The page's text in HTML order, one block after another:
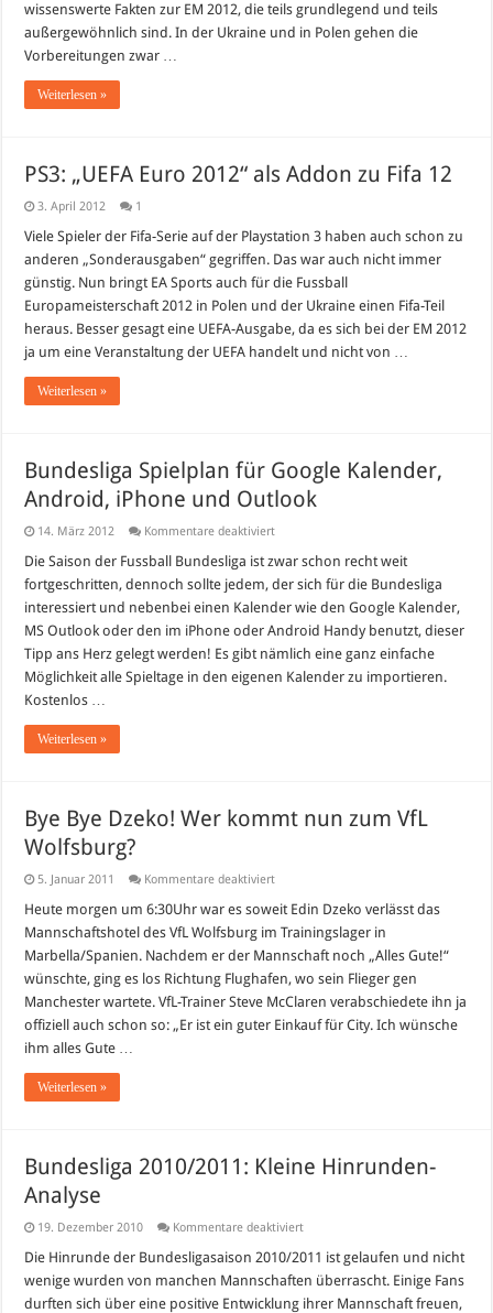
wissenswerte Fakten zur EM 2012, die teils grundlegend und teils
außergewöhnlich sind. In der Ukraine und in Polen gehen die
Vorbereitungen zwar …
Weiterlesen »
PS3: „UEFA Euro 2012“ als Addon zu Fifa 12
3. April 2012 1
Viele Spieler der Fifa-Serie auf der Playstation 3 haben auch schon zu
anderen „Sonderausgaben“ gegriffen. Das war auch nicht immer
günstig. Nun bringt EA Sports auch für die Fussball
Europameisterschaft 2012 in Polen und der Ukraine einen Fifa-Teil
heraus. Besser gesagt eine UEFA-Ausgabe, da es sich bei der EM 2012
ja um eine Veranstaltung der UEFA handelt und nicht von …
Weiterlesen »
Bundesliga Spielplan für Google Kalender,
Android, iPhone und Outlook
14. März 2012 Kommentare deaktiviertfür
Spielplan
Google
Kalender,
Android,
iPhone
und
Outlook
Die Saison der Fussball Bundesliga ist zwar schon recht weit
fortgeschritten, dennoch sollte jedem, der sich für die Bundesliga
interessiert und nebenbei einen Kalender wie den Google Kalender,
MS Outlook oder den im iPhone oder Android Handy benutzt, dieser
Tipp ans Herz gelegt werden! Es gibt nämlich eine ganz einfache
Möglichkeit alle Spieltage in den eigenen Kalender zu importieren.
Kostenlos …
Weiterlesen »
Bye Bye Dzeko! Wer kommt nun zum VfL
Wolfsburg?
5. Januar 2011 Kommentare deaktiviertfür
Bye
Wer
kommt
nun
zum
VfL
Wolfsburg?
Heute morgen um 6:30Uhr war es soweit Edin Dzeko verlässt das
Mannschaftshotel des VfL Wolfsburg im Trainingslager in
Marbella/Spanien. Nachdem er der Mannschaft noch „Alles Gute!“
wünschte, ging es los Richtung Flughafen, wo sein Flieger gen
Manchester wartete. VfL-Trainer Steve McClaren verabschiedete ihn ja
offiziell auch schon so: „Er ist ein guter Einkauf für City. Ich wünsche
ihm alles Gute …
Weiterlesen »
Bundesliga 2010/2011: Kleine Hinrunden-
Analyse
19. Dezember 2010 Kommentare deaktiviertfür
2010/2011:
Hinrunden-
Analyse
Die Hinrunde der Bundesligasaison 2010/2011 ist gelaufen und nicht
wenige wurden von manchen Mannschaften überrascht. Einige Fans
durften sich über eine positive Entwicklung ihrer Mannschaft freuen,